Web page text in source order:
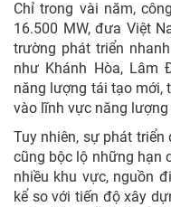
Chỉ trong vài năm,
16.500 MW, đưa Việt
trường phát triển
như Khánh Hòa, Lâm
năng lượng tái tạo mới,
vào lĩnh vực năng lượng
Tuy nhiên, sự phát
cũng bộc lộ những hạn
nhiều khu vực, nguồn
kể so với tiến độ xây